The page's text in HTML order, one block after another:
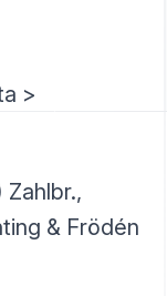
>
Zahlbr.,
& Frödén